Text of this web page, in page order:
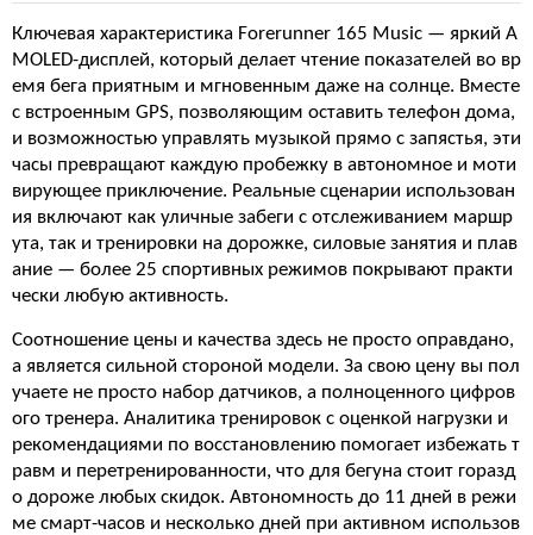
Ключевая характеристика Forerunner 165 Music — яркий A
MOLED-дисплей, который делает чтение показателей во вр
емя бега приятным и мгновенным даже на солнце. Вместе
с встроенным GPS, позволяющим оставить телефон дома,
и возможностью управлять музыкой прямо с запястья, эти
часы превращают каждую пробежку в автономное и моти
вирующее приключение. Реальные сценарии использован
ия включают как уличные забеги с отслеживанием маршр
ута, так и тренировки на дорожке, силовые занятия и плав
ание — более 25 спортивных режимов покрывают практи
чески любую активность.
Соотношение цены и качества здесь не просто оправдано,
а является сильной стороной модели. За свою цену вы пол
учаете не просто набор датчиков, а полноценного цифров
ого тренера. Аналитика тренировок с оценкой нагрузки и
рекомендациями по восстановлению помогает избежать т
равм и перетренированности, что для бегуна стоит горазд
о дороже любых скидок. Автономность до 11 дней в режи
ме смарт-часов и несколько дней при активном использов